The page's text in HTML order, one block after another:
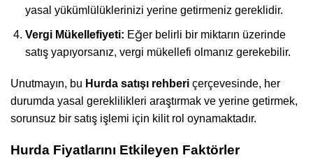
yasal yükümlülüklerinizi yerine getirmeniz gereklidir.
Vergi Mükellefiyeti: Eğer belirli bir miktarın üzerinde
satış yapıyorsanız, vergi mükellefi olmanız gerekebilir.
Unutmayın, bu Hurda satışı rehberi çerçevesinde, her
durumda yasal gereklilikleri araştırmak ve yerine getirmek,
sorunsuz bir satış işlemi için kilit rol oynamaktadır.
Hurda Fiyatlarını Etkileyen Faktörler